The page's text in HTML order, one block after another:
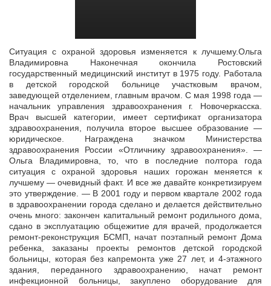
Ситуация с охраной здоровья изменяется к лучшему.Ольга
Владимировна Наконечная окончила Ростовский
государственный медицинский институт в 1975 году. Работала
в детской городской больнице участковым врачом,
заведующей отделением, главным врачом. С мая 1998 года —
начальник управления здравоохранения г. Новочеркасска.
Врач высшей категории, имеет сертификат организатора
здравоохранения, получила второе высшее образование —
юридическое. Награждена значком Министерства
здравоохранения России «Отличнику здравоохранения». —
Ольга Владимировна, то, что в последние полтора года
ситуация с охраной здоровья наших горожан меняется к
лучшему — очевидный факт. И все же давайте конкретизируем
это утверждение. — В 2001 году и первом квартале 2002 года
в здравоохранении города сделано и делается действительно
очень много: закончен капитальный ремонт родильного дома,
сдано в эксплуатацию общежитие для врачей, продолжается
ремонт-реконструкция БСМП, начат поэтапный ремонт Дома
ребенка, заказаны проекты ремонтов детской городской
больницы, которая без капремонта уже 27 лет, и 4-этажного
здания, переданного здравоохранению, начат ремонт
инфекционной больницы, закуплено оборудование для